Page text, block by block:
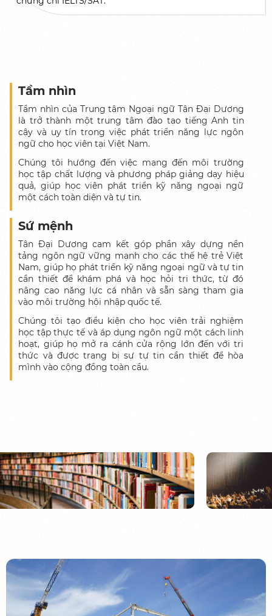
Du học Singapore
Sứ mệnh, tầm nhìn
Đội ngũ nhân viên
Học viên tiêu biểu
Lý do lựa chọn T.D.D
Sự kiện
VI | EN
Tầm nhìn
Tầm nhìn của Trungtâm Ngoại ngữ Tân Đại Dương
là trở thành một trung tâm đào tạo tiếng Anh tin
cậy và uy tín trong việc phát triển năng lực ngôn
ngữ cho học viên tại Việt Nam.
Chúng tôi hướng đến việc mang đến môi trường
học tập chất lượng và phương pháp giảng dạy hiệu
quả, giúp học viên phát triển kỹ năng ngoại ngữ
một cách toàn diện và tự tin.
Sứ mệnh
Tân Đại Dương cam kết góp phần xây dựng nền
tảng ngôn ngữ vững mạnh cho các thế hệ trẻ Việt
Nam, giúp họ phát triển kỹ năng ngoại ngữ và tự tin
cần thiết để khám phá và học hỏi tri thức, từ đó
nâng cao năng lực cá nhân và sẵn sàng tham gia
vào môi trường hội nhập quốc tế.
Chúng tôi tạo điều kiện cho học viên trải nghiệm
học tập thực tế và áp dụng ngôn ngữ một cách linh
hoạt, giúp họ mở ra cánh cửa rộng lớn đến với tri
thức và được trang bị sự tự tin cần thiết để hòa
mình vào cộngđồng toàn cầu.